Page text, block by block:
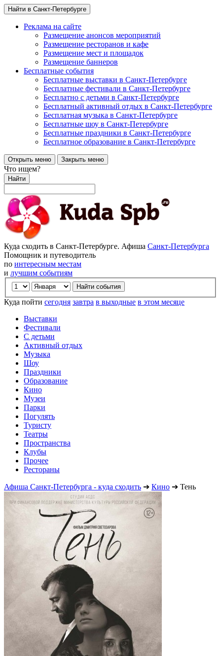
Найти в Санкт-Петербурге
Реклама на сайте
Размещение анонсов мероприятий
Размещение ресторанов и кафе
Размещение мест и площадок
Размещение баннеров
Бесплатные события
Бесплатные выставки в Санкт-Петербурге
Бесплатные фестивали в Санкт-Петербурге
Бесплатно с детьми в Санкт-Петербурге
Бесплатный активный отдых в Санкт-Петербурге
Бесплатная музыка в Санкт-Петербурге
Бесплатные шоу в Санкт-Петербурге
Бесплатные праздники в Санкт-Петербурге
Бесплатное образование в Санкт-Петербурге
Открыть меню Закрыть меню
Что ищем?
Найти
Куда сходить в Санкт-Петербурге. Афиша Санкт-Петербурга
Помощник и путеводитель
по интересным местам
и лучшим событиям
Куда пойти сегодня завтра в выходные в этом месяце
Выставки
Фестивали
С детьми
Активный отдых
Музыка
Шоу
Праздники
Образование
Кино
Музеи
Парки
Погулять
Туристу
Театры
Пространства
Клубы
Прочее
Рестораны
Афиша Санкт-Петербурга - куда сходить ➔ Кино ➔ Тень